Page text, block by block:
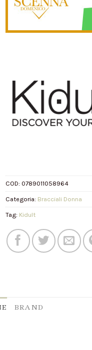
COD: 0789011058964
Categoria: Bracciali Donna
Tag: Kidult
BRAND